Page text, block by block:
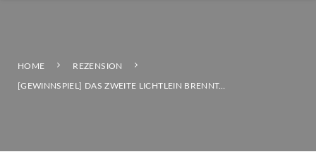
HOME REZENSION
[GEWINNSPIEL] DAS ZWEITE LICHTLEIN BRENNT…